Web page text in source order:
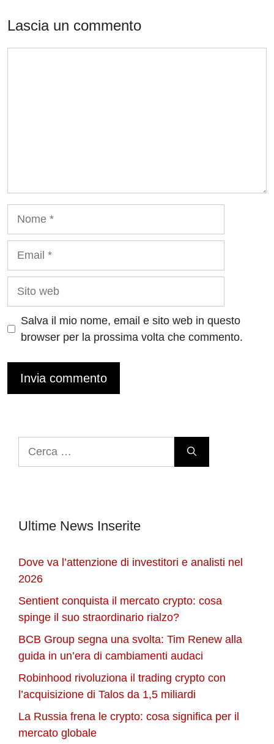
Lascia un commento
Salva il mio nome, email e sito web in questo
browser per la prossima volta che commento.
Ultime News Inserite
Dove va l’attenzione di investitori e analisti nel
2026
Sentient conquista il mercato crypto: cosa
spinge il suo straordinario rialzo?
BCB Group segna una svolta: Tim Renew alla
guida in un’era di cambiamenti audaci
Robinhood rivoluziona il trading crypto con
l’acquisizione di Talos da 1,5 miliardi
La Russia frena le crypto: cosa significa per il
mercato globale